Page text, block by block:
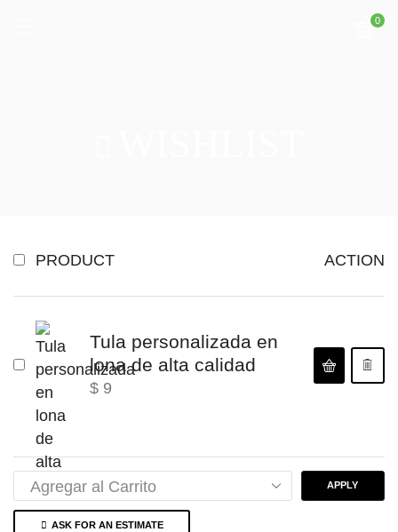
0
PRODUCT ACTION
Tula personalizada en
lona de alta calidad
$9
APPLY
ASK FOR AN ESTIMATE